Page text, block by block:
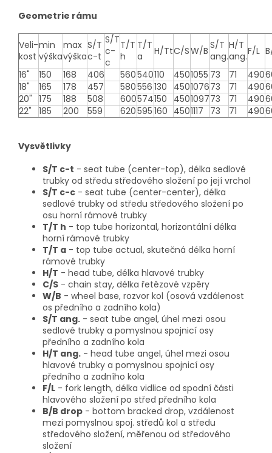
Geometrie rámu
Veli-
kost
min
výška
max
výška
S/T
c-t
S/T
c-
c
T/T
h
T/T
a
H/TtC/SW/B S/T
ang.
H/T
ang.F/L
16"
150 168 406 560540110 4501055 73 71 490
18"
165 178 457 580556 130 450107673 71 490
20" 175 188 508 600574150 450109773 71 490
22"
185 200 559 620595 160 4501117 73 71 490
Vysvětlivky
S/T c-t - seat tube (center-top), délka sedlové
trubky od středu středového složení po její vrchol
S/T c-c - seat tube (center-center), délka
sedlové trubky od středu středového složení po
osu horní rámové trubky
T/T h - top tube horizontal, horizontální délka
horní rámové trubky
T/T a - top tube actual, skutečná délka horní
rámové trubky
H/T - head tube, délka hlavové trubky
C/S - chain stay, délka řetězové vzpěry
W/B - wheel base, rozvor kol (osová vzdálenost
os předního a zadního kola)
S/T ang. - seat tube angel, úhel mezi osou
sedlové trubky a pomyslnou spojnicí osy
předního a zadního kola
H/T ang. - head tube angel, úhel mezi osou
hlavové trubky a pomyslnou spojnicí osy
předního a zadního kola
F/L - fork length, délka vidlice od spodní části
hlavového složení po střed předního kola
B/B drop - bottom bracked drop, vzdálenost
mezi pomyslnou spoj. středů kol a středu
středového složení, měřenou od středového
složení